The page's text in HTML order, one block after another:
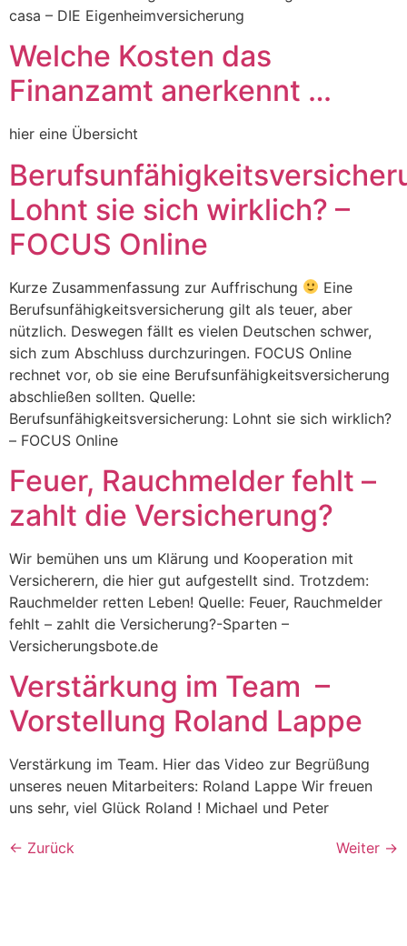
casa – DIE Eigenheimversicherung
Welche Kosten das
Finanzamt anerkennt …
hier eine Übersicht
Lohnt sie sich wirklich? –
FOCUS Online
Kurze Zusammenfassung zur Auffrischung
Eine
Berufsunfähigkeitsversicherung gilt als teuer, aber
nützlich. Deswegen fällt es vielen Deutschen schwer,
sich zum Abschluss durchzuringen. FOCUS Online
rechnet vor, ob sie eine Berufsunfähigkeitsversicherung
abschließen sollten. Quelle:
Berufsunfähigkeitsversicherung: Lohnt sie sich wirklich?
– FOCUS Online
Feuer, Rauchmelder fehlt –
zahlt die Versicherung?
Wir bemühen uns um Klärung und Kooperation mit
Versicherern, die hier gut aufgestellt sind. Trotzdem:
Rauchmelder retten Leben! Quelle: Feuer, Rauchmelder
fehlt – zahlt die Versicherung?-Sparten –
Versicherungsbote.de
Verstärkung im Team –
Vorstellung Roland Lappe
Verstärkung im Team. Hier das Video zur Begrüßung
unseres neuen Mitarbeiters: Roland Lappe Wir freuen
uns sehr, viel Glück Roland ! Michael und Peter
← Zurück Weiter →